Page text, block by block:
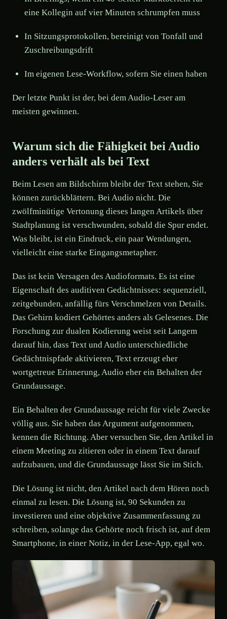
eine Kollegin auf vier Minuten schrumpfen muss
In Sitzungsprotokollen, bereinigt von Tonfall und
Zuschreibungsdrift
Im eigenen Lese-Workflow, sofern Sie einen haben
Der letzte Punkt ist der, bei dem Audio-Leser am
meisten gewinnen.
Warum sich die Fähigkeit bei Audio
anders verhält als bei Text
Beim Lesen am Bildschirm bleibt der Text stehen, Sie
können zurückblättern. Bei Audio nicht. Die
zwölfminütige Vertonung dieses langen Artikels über
Stadtplanung ist verschwunden, sobald die Spur endet.
Was bleibt, ist ein Eindruck, ein paar Wendungen,
vielleicht eine starke Eingangsmetapher.
Das ist kein Versagen des Audioformats. Es ist eine
Eigenschaft des auditiven Gedächtnisses: sequenziell,
zeitgebunden, anfällig fürs Verschmelzen von Details.
Das Gehirn kodiert Gehörtes anders als Gelesenes. Die
Forschung zur dualen Kodierung weist seit Langem
darauf hin, dass Text und Audio unterschiedliche
Gedächtnispfade aktivieren, Text erzeugt eher
wortgetreue Erinnerung, Audio eher ein Behalten der
Grundaussage.
Ein Behalten der Grundaussage reicht für viele Zwecke
völlig aus. Sie haben das Argument aufgenommen,
kennen die Richtung. Aber versuchen Sie, den Artikel in
einem Meeting zu zitieren oder in einem Text darauf
aufzubauen, und die Grundaussage lässt Sie im Stich.
Die Lösung ist nicht, den Artikel nach dem Hören noch
einmal zu lesen. Die Lösung ist, 90 Sekunden zu
investieren und eine objektive Zusammenfassung zu
schreiben, solange das Gehörte noch frisch ist, auf dem
Smartphone, in einer Notiz, in der Lese-App, egal wo.